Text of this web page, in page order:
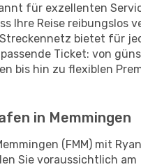
für exzellenten
Ihre Reise reibungslos
bietet für
Ticket: von
bis hin zu flexiblen
in Memmingen
(FMM) mit
Sie voraussichtlich am